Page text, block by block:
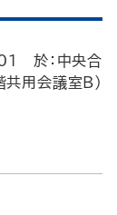
於：中央合
用会議室B）